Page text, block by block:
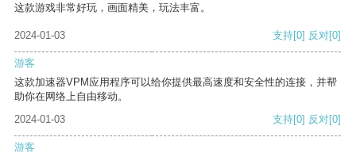
这款游戏非常好玩，画面精美，玩法丰富。
2024-01-03 支持[0] 反对[0]
游客
这款加速器VPM应用程序可以给你提供最高速度和安全性的连接，并帮
助你在网络上自由移动。
2024-01-03
支持[0] 反对[0]
游客